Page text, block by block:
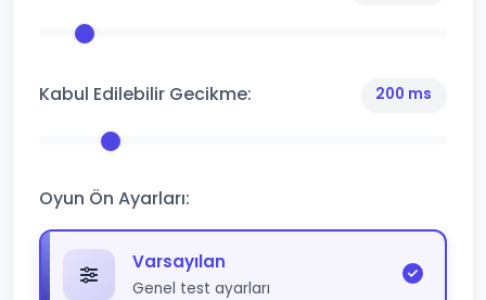
Kabul Edilebilir Gecikme: 200 ms
Oyun Ön Ayarları:
Varsayılan
Genel test ayarları